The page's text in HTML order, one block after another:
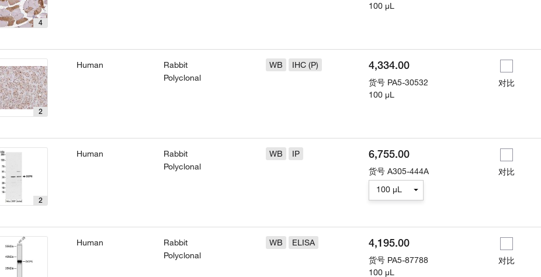
4
100 µL
2
Human
Rabbit
Polyclonal
WB IHC (P) 4,334.00
货号 PA5-30532
100 µL
对比
2
Human
Rabbit
Polyclonal
WB IP 6,755.00
货号 A305-444A
100 µL
对比
Human
Rabbit
Polyclonal
WB ELISA 4,195.00
货号 PA5-87788
100 µL
对比